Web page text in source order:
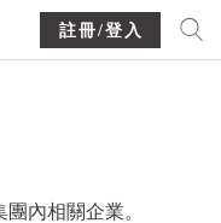
註冊/登入
內相關企業。